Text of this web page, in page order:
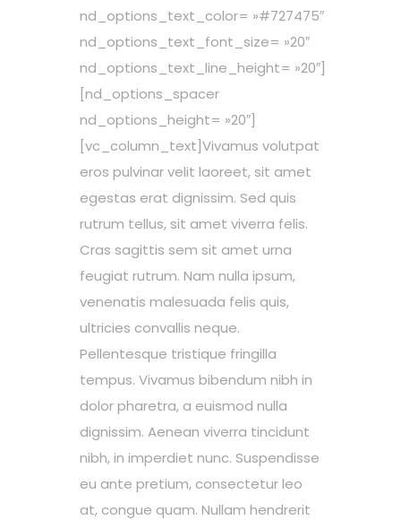
nd_options_text_color= »#727475″
nd_options_text_font_size= »20″
nd_options_text_line_height= »20″]
[nd_options_spacer
nd_options_height= »20″]
[vc_column_text]Vivamus volutpat
eros pulvinar velit laoreet, sit amet
egestas erat dignissim. Sed quis
rutrum tellus, sit amet viverra felis.
Cras sagittis sem sit amet urna
feugiat rutrum. Nam nulla ipsum,
venenatis malesuada felis quis,
ultricies convallis neque.
Pellentesque tristique fringilla
tempus. Vivamus bibendum nibh in
dolor pharetra, a euismod nulla
dignissim. Aenean viverra tincidunt
nibh, in imperdiet nunc. Suspendisse
eu ante pretium, consectetur leo
at, congue quam. Nullam hendrerit